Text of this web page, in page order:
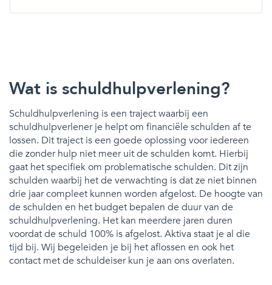
Wat is schuldhulpverlening?
Schuldhulpverlening is een traject waarbij een
schuldhulpverlener je helpt om financiële schulden af te
lossen. Dit traject is een goede oplossing voor iedereen
die zonder hulp niet meer uit de schulden komt. Hierbij
gaat het specifiek om problematische schulden. Dit zijn
schulden waarbij het de verwachting is dat ze niet binnen
drie jaar compleet kunnen worden afgelost. De hoogte van
de schulden en het budget bepalen de duur van de
schuldhulpverlening. Het kan meerdere jaren duren
voordat de schuld 100% is afgelost. Aktiva staat je al die
tijd bij. Wij begeleiden je bij het aflossen en ook het
contact met de schuldeiser kun je aan ons overlaten.